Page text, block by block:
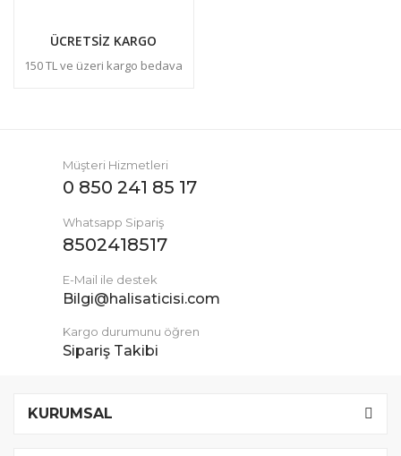
ÜCRETSİZ KARGO
150 TL ve üzeri kargo bedava
Müşteri Hizmetleri
0 850 241 85 17
Whatsapp Sipariş
8502418517
E-Mail ile destek
Bilgi@halisaticisi.com
Kargo durumunu öğren
Sipariş Takibi
KURUMSAL